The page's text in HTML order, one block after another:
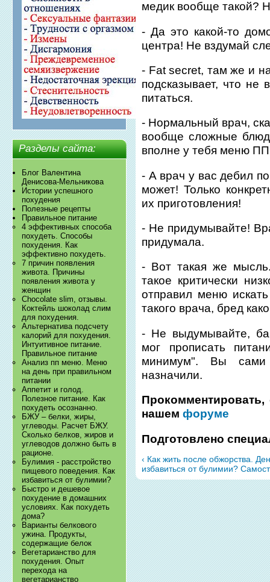
Разделы сайта:
Блог Валентина
Денисова-Мельникова
Истории успешного
похудения
Полезные рецепты
Правильное питание
4 эффективных способа
похудеть. Способы
похудения. Как
эффективно похудеть.
7 причин появления
живота. Причины
появления живота у
женщин
Chocolate slim, отзывы.
Коктейль шоколад слим
для похудения.
Альтернатива подсчету
калорий для похудения.
Интуитивное питание.
Правильное питание
Анализ пп меню. Меню
на день при правильном
питании
Аппетит и голод.
Полезное питание. Как
похудеть осознанно.
БЖУ – белки, жиры,
углеводы. Расчет БЖУ.
Сколько белков, жиров и
углеводов должно быть в
рационе.
Булимия - расстройство
пищевого поведения. Как
избавиться от булимии?
Быстро и дешевое
похудение в домашних
условиях. Как похудеть
дома?
Варианты белкового
ужина. Продукты,
содержащие белок
Вегетарианство для
похудения. Опыт
перехода на
вегетарианство
медик вообще такой?
- Да это какой-то
центра! Не вздумай
- Fat secret, там же и
подсказывает, что не
питаться.
- Нормальный врач,
вообще сложные
вполне у тебя меню ПП
- А врач у вас дебил по
может! Только
их приготовления!
- Не придумывайте!
придумала.
- Вот такая же
такое критически
отправил меню
такого врача, бред
- Не выдумывайте,
мог прописать
минимум". Вы сами
назначили.
нашемфоруме
Подготовлено
‹ Как жить после обжорства.
избавиться от булимии?